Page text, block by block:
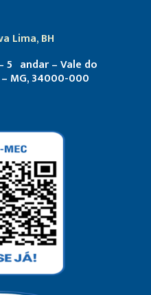
Lima, BH
5º andar – Vale do
MG, 34000-000